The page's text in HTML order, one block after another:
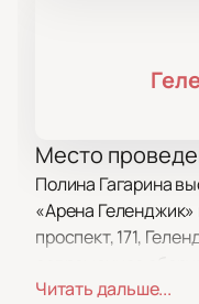
Место
Полина Гагарина
«Арена
проспект, 171,
удобные кресла для
Читать дальше...